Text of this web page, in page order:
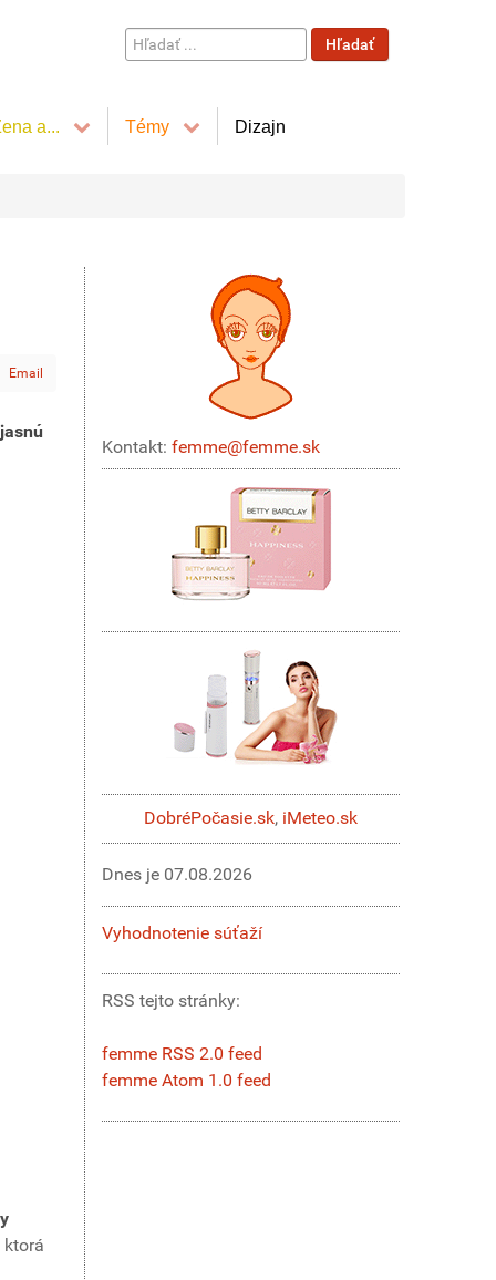
Hľadať
...
Hľadať
a... Témy Dizajn
Email
ktorá
Kontakt: femme@femme.sk
DobréPočasie.sk, iMeteo.sk
Dnes je 07.08.2026
Vyhodnotenie súťaží
RSS tejto stránky:
femme RSS 2.0 feed
femme Atom 1.0 feed